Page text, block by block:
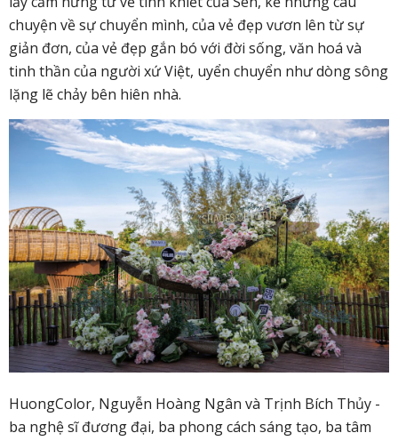
chuyện về sự chuyển mình, của vẻ đẹp vươn lên từ sự
giản đơn, của vẻ đẹp gắn bó với đời sống, văn hoá và
tinh thần của người xứ Việt, uyển chuyển như dòng sông
lặng lẽ chảy bên hiên nhà.
HuongColor, Nguyễn Hoàng Ngân và Trịnh Bích Thủy -
ba nghệ sĩ đương đại, ba phong cách sáng tạo, ba tâm